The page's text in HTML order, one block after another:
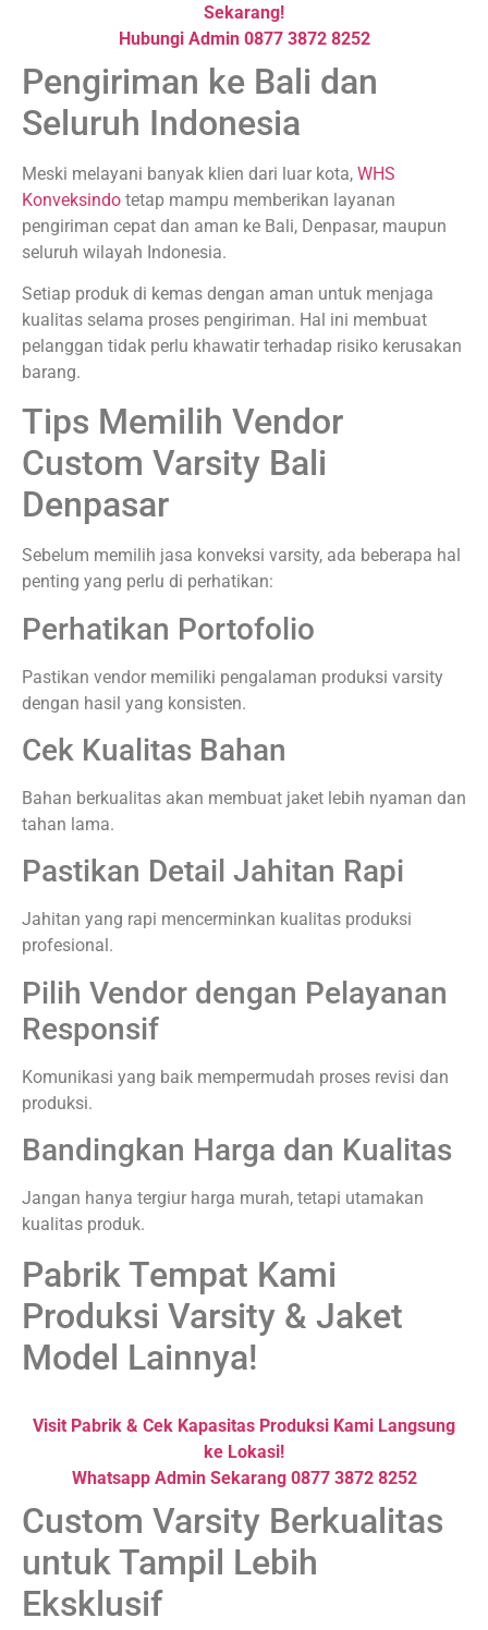
Sekarang!
Hubungi Admin 0877 3872 8252
Pengiriman ke Bali dan
Seluruh Indonesia
Meski melayani banyak klien dari luar kota, WHS
Konveksindo tetap mampu memberikan layanan
pengiriman cepat dan aman ke Bali, Denpasar, maupun
seluruh wilayah Indonesia.
Setiap produk di kemas dengan aman untuk menjaga
kualitas selama proses pengiriman. Hal ini membuat
pelanggan tidak perlu khawatir terhadap risiko kerusakan
barang.
Tips Memilih Vendor
Custom Varsity Bali
Denpasar
Sebelum memilih jasa konveksi varsity, ada beberapa hal
penting yang perlu di perhatikan:
Perhatikan Portofolio
Pastikan vendor memiliki pengalaman produksi varsity
dengan hasil yang konsisten.
Cek Kualitas Bahan
Bahan berkualitas akan membuat jaket lebih nyaman dan
tahan lama.
Pastikan Detail Jahitan Rapi
Jahitan yang rapi mencerminkan kualitas produksi
profesional.
Pilih Vendor dengan Pelayanan
Responsif
Komunikasi yang baik mempermudah proses revisi dan
produksi.
Bandingkan Harga dan Kualitas
Jangan hanya tergiur harga murah, tetapi utamakan
kualitas produk.
Pabrik Tempat Kami
Produksi Varsity & Jaket
Model Lainnya!
Visit Pabrik & Cek Kapasitas Produksi Kami Langsung
ke Lokasi!
Whatsapp Admin Sekarang 0877 3872 8252
Custom Varsity Berkualitas
untuk Tampil Lebih
Eksklusif